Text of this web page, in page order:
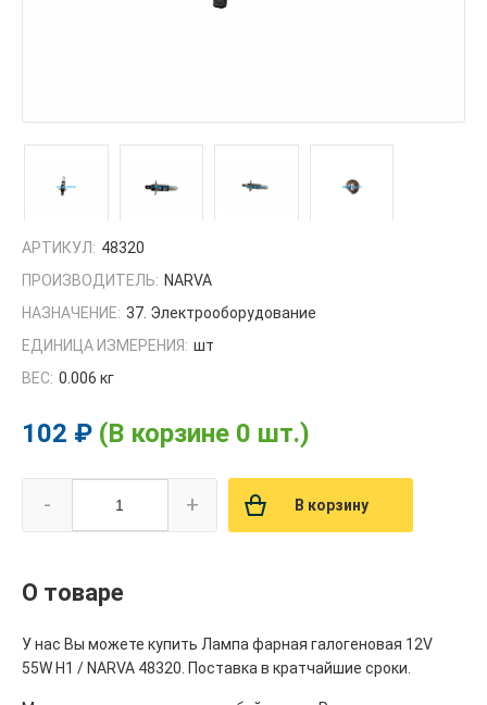
АРТИКУЛ: 48320
ПРОИЗВОДИТЕЛЬ: NARVA
НАЗНАЧЕНИЕ: 37. Электрооборудование
ЕДИНИЦА ИЗМЕРЕНИЯ: шт
ВЕС: 0.006 кг
102 ₽ (В корзине 0 шт.)
- + В корзину
О товаре
У нас Вы можете купить Лампа фарная галогеновая 12V
55W Н1 / NARVA 48320. Поставка в кратчайшие сроки.